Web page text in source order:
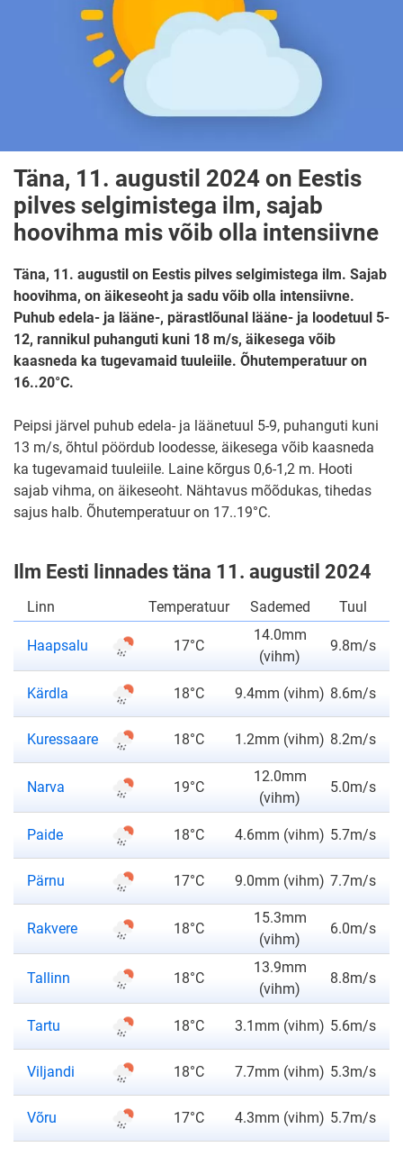
Täna, 11. augustil 2024 on Eestis
pilves selgimistega ilm, sajab
hoovihma mis võib olla intensiivne
Täna, 11. augustil on Eestis pilves selgimistega ilm. Sajab
hoovihma, on äikeseoht ja sadu võib olla intensiivne.
Puhub edela- ja lääne-, pärastlõunal lääne- ja loodetuul 5-
12, rannikul puhanguti kuni 18 m/s, äikesega võib
kaasneda ka tugevamaid tuuleiile. Õhutemperatuur on
16..20°C.
Peipsi järvel puhub edela- ja läänetuul 5-9, puhanguti kuni
13 m/s, õhtul pöördub loodesse, äikesega võib kaasneda
ka tugevamaid tuuleiile. Laine kõrgus 0,6-1,2 m. Hooti
sajab vihma, on äikeseoht. Nähtavus mõõdukas, tihedas
sajus halb. Õhutemperatuur on 17..19°C.
Ilm Eesti linnades täna 11. augustil 2024
Linn Temperatuur Sademed Tuul
Haapsalu 17°C
14.0mm
(vihm)
9.8m/s
Kärdla 18°C 9.4mm (vihm) 8.6m/s
Kuressaare 18°C 1.2mm (vihm) 8.2m/s
Narva 19°C
12.0mm
(vihm)
5.0m/s
Paide 18°C 4.6mm (vihm) 5.7m/s
Pärnu 17°C 9.0mm (vihm) 7.7m/s
Rakvere 18°C
15.3mm
(vihm)
6.0m/s
Tallinn 18°C
13.9mm
(vihm)
8.8m/s
Tartu 18°C 3.1mm (vihm) 5.6m/s
Viljandi 18°C 7.7mm (vihm) 5.3m/s
Võru 17°C 4.3mm (vihm) 5.7m/s